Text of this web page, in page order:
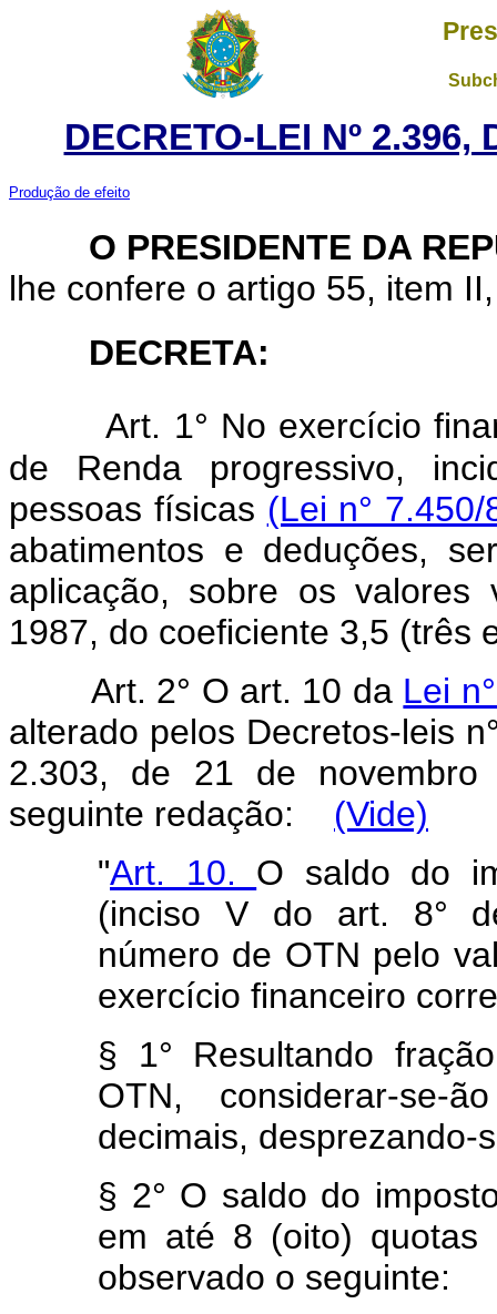
DECRETO-LEI Nº 2.396,
Produção de efeito
O PRESIDENTE DA
lhe confere o artigo 55, item
DECRETA:
Art. 1° No exercício
de Renda progressivo,
pessoas físicas (Lei n°
abatimentos e deduções,
aplicação, sobre os valores
1987, do coeficiente 3,5
Art. 2° O art. 10 da Lei
alterado pelos Decretos-leis
2.303, de 21 de
seguinte redação:
(Vide)
"Art. 10. O saldo do
(inciso V do art. 8°
número de OTN pelo
exercício financeiro
§ 1° Resultando
OTN, considerar-se-
decimais, desprezando-
§ 2° O saldo do
em até 8 (oito) quotas
observado o seguinte: